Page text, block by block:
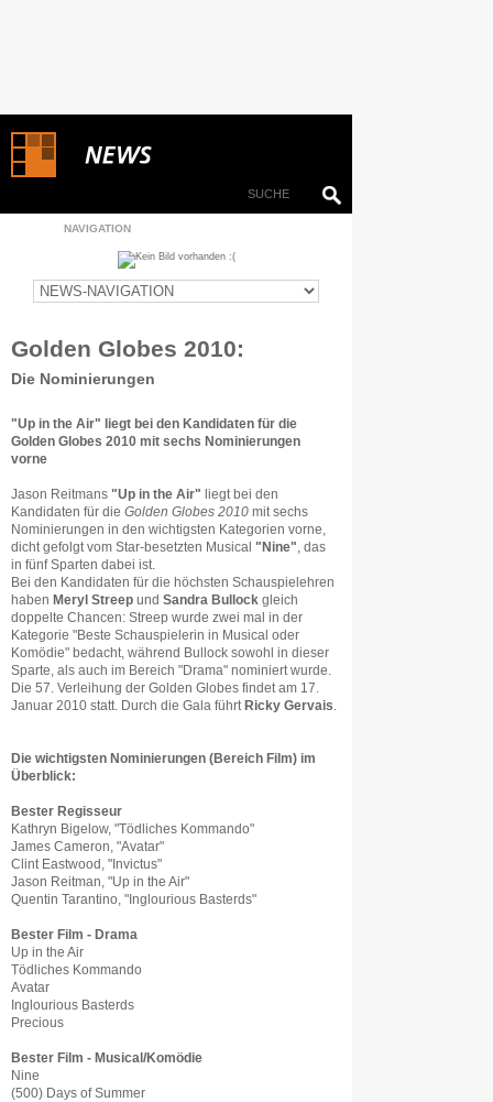
NAVIGATION
Golden Globes 2010:
Die Nominierungen
"Up in the Air" liegt bei den Kandidaten für die
Golden Globes 2010 mit sechs Nominierungen
vorne
Jason Reitmans "Up in the Air" liegt bei den
Kandidaten für die Golden Globes 2010 mit sechs
Nominierungen in den wichtigsten Kategorien vorne,
dicht gefolgt vom Star-besetzten Musical "Nine" , das
in fünf Sparten dabei ist.
Bei den Kandidaten für die höchsten Schauspielehren
haben Meryl Streep und Sandra Bullock gleich
doppelte Chancen: Streep wurde zwei mal in der
Kategorie "Beste Schauspielerin in Musical oder
Komödie" bedacht, während Bullock sowohl in dieser
Sparte, als auch im Bereich "Drama" nominiert wurde.
Die 57. Verleihung der Golden Globes findet am 17.
Januar 2010 statt. Durch die Gala führt Ricky Gervais
Die wichtigsten Nominierungen (Bereich Film) im
Überblick:
Bester Regisseur
Kathryn Bigelow, "Tödliches Kommando"
James Cameron, "Avatar"
Clint Eastwood, "Invictus"
Jason Reitman, "Up in the Air"
Quentin Tarantino, "Inglourious Basterds"
Bester Film - Drama
Up in the Air
Tödliches Kommando
Avatar
Inglourious Basterds
Precious
Bester Film - Musical/Komödie
Nine
(500) Days of Summer